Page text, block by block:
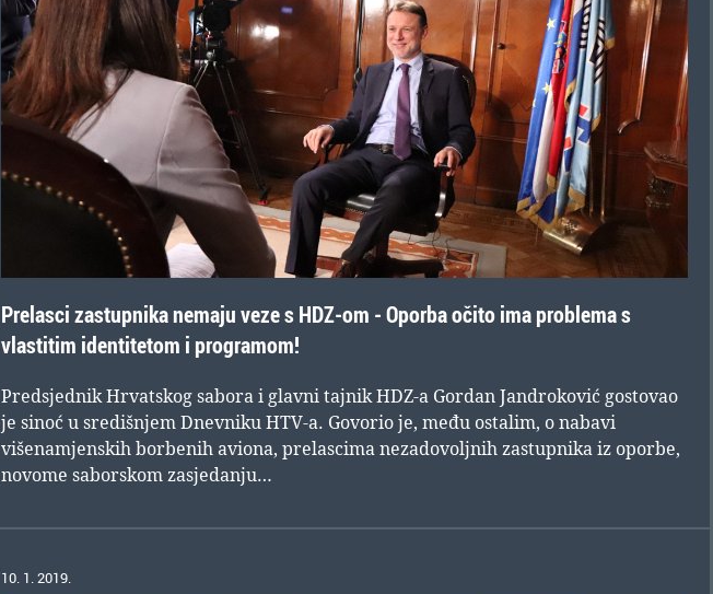
Prelasci zastupnika nemaju veze s HDZ-om - Oporba očito ima problema s
vlastitim identitetom i programom!
Predsjednik Hrvatskog sabora i glavni tajnik HDZ-a Gordan Jandroković gostovao
je sinoć u središnjem Dnevniku HTV-a. Govorio je, među ostalim, o nabavi
višenamjenskih borbenih aviona, prelascima nezadovoljnih zastupnika iz oporbe,
novome saborskom zasjedanju…
10. 1. 2019.